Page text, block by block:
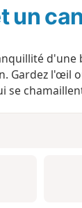
un
d'une
Gardez l'œil
se